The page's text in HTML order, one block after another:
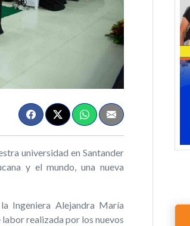
universidad en Santander
y el mundo, una nueva
Ingeniera Alejandra María
realizada por los nuevos